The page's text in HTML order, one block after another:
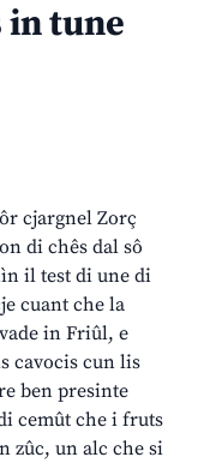
tune
cjargnel Zorç
di chês dal sô
il test di une di
cuant che la
in Friûl, e
cavocis cun lis
ben presinte
cemût che i fruts
zûc, un alc che si